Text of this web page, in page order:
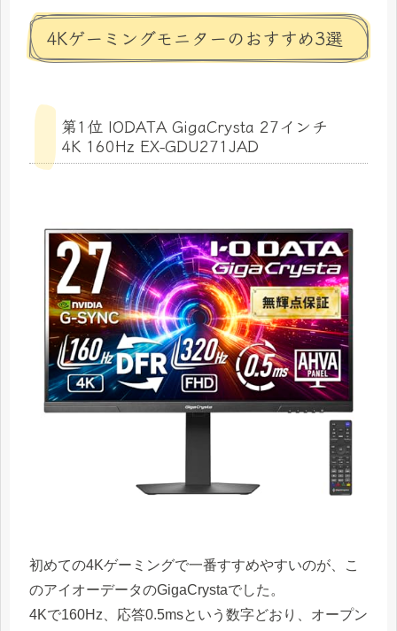
4Kゲーミングモニターのおすすめ3選
第1位 IODATA GigaCrysta 27インチ
4K 160Hz EX-GDU271JAD
初めての4Kゲーミングで一番すすめやすいのが、こ
のアイオーデータのGigaCrystaでした。
4Kで160Hz、応答0.5msという数字どおり、オープン